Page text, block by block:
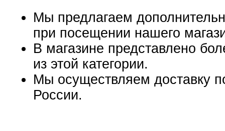
Мы предлагаем
при посещении нашего
В магазине представлено
из этой категории.
Мы осуществляем доставку
России.